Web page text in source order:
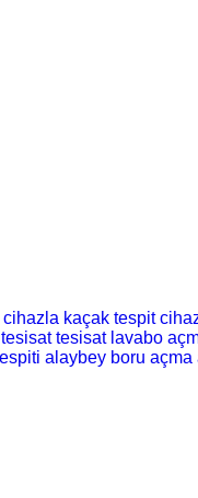
cihazla kaçak tespit
tesisat tesisat lavabo
alaybey boru açma